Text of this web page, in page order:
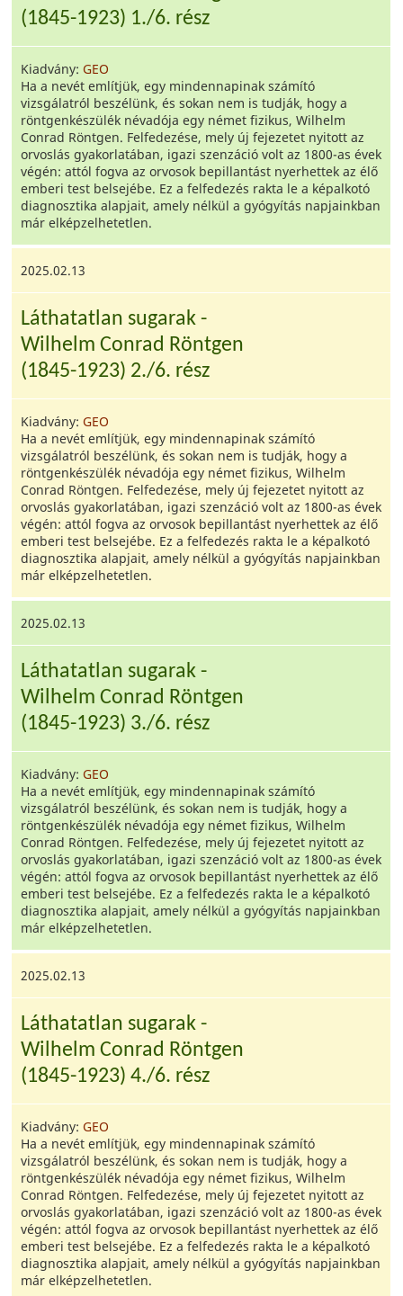
(1845-1923) 1./6. rész
Kiadvány: GEO
Ha a nevét említjük, egy mindennapinak számító
vizsgálatról beszélünk, és sokan nem is tudják, hogy a
röntgenkészülék névadója egy német fizikus, Wilhelm
Conrad Röntgen. Felfedezése, mely új fejezetet nyitott az
orvoslás gyakorlatában, igazi szenzáció volt az 1800-as évek
végén: attól fogva az orvosok bepillantást nyerhettek az élő
emberi test belsejébe. Ez a felfedezés rakta le a képalkotó
diagnosztika alapjait, amely nélkül a gyógyítás napjainkban
már elképzelhetetlen.
2025.02.13
Láthatatlan sugarak -
Wilhelm Conrad Röntgen
(1845-1923) 2./6. rész
Kiadvány:GEO
Ha a nevét említjük, egy mindennapinak számító
vizsgálatról beszélünk, és sokan nem is tudják, hogy a
röntgenkészülék névadója egy német fizikus, Wilhelm
Conrad Röntgen. Felfedezése, mely új fejezetet nyitott az
orvoslás gyakorlatában, igazi szenzáció volt az 1800-as évek
végén: attól fogva az orvosok bepillantást nyerhettek az élő
emberi test belsejébe. Ez a felfedezés rakta le a képalkotó
diagnosztika alapjait, amely nélkül a gyógyítás napjainkban
már elképzelhetetlen.
2025.02.13
Láthatatlan sugarak -
Wilhelm Conrad Röntgen
(1845-1923) 3./6. rész
Kiadvány: GEO
Ha a nevét említjük, egy mindennapinak számító
vizsgálatról beszélünk, és sokan nem is tudják, hogy a
röntgenkészülék névadója egy német fizikus, Wilhelm
Conrad Röntgen. Felfedezése, mely új fejezetet nyitott az
orvoslás gyakorlatában, igazi szenzáció volt az 1800-as évek
végén: attól fogva az orvosok bepillantást nyerhettek az élő
emberi test belsejébe. Ez a felfedezés rakta le a képalkotó
diagnosztika alapjait, amely nélkül a gyógyítás napjainkban
már elképzelhetetlen.
2025.02.13
Láthatatlan sugarak -
Wilhelm Conrad Röntgen
(1845-1923) 4./6. rész
Kiadvány:GEO
Ha a nevét említjük, egy mindennapinak számító
vizsgálatról beszélünk, és sokan nem is tudják, hogy a
röntgenkészülék névadója egy német fizikus, Wilhelm
Conrad Röntgen. Felfedezése, mely új fejezetet nyitott az
orvoslás gyakorlatában, igazi szenzáció volt az 1800-as évek
végén: attól fogva az orvosok bepillantást nyerhettek az élő
emberi test belsejébe. Ez a felfedezés rakta le a képalkotó
diagnosztika alapjait, amely nélkül a gyógyítás napjainkban
már elképzelhetetlen.